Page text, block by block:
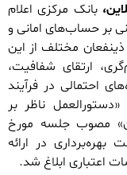
بانک مرکزی اعلام
بر حساب‌های امانی و
مختلف از این
ارتقای شفافیت،
احتمالی در فرآیند
ناظر بر
مصوب جلسه مورخ
بهره‌برداری در ارائه
اعتباری ابلاغ شد.